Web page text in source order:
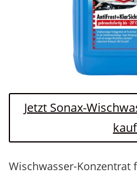
Jetzt Sonax-
Wischwasser-Konzentrat